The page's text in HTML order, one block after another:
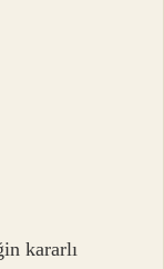
kararlı